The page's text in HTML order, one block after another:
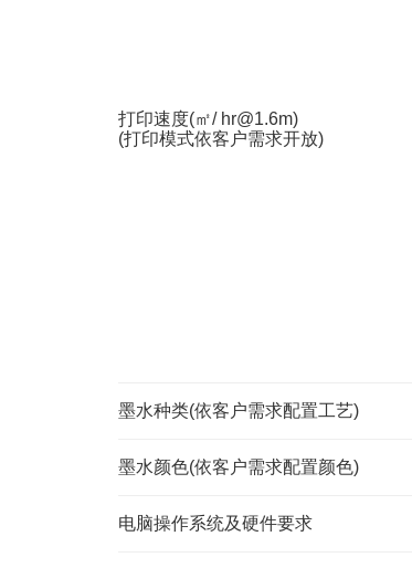
打印速度(㎡/ hr@1.6m)
(打印模式依客户需求开放)
墨水种类(依客户需求配置工艺)
墨水颜色(依客户需求配置颜色)
电脑操作系统及硬件要求